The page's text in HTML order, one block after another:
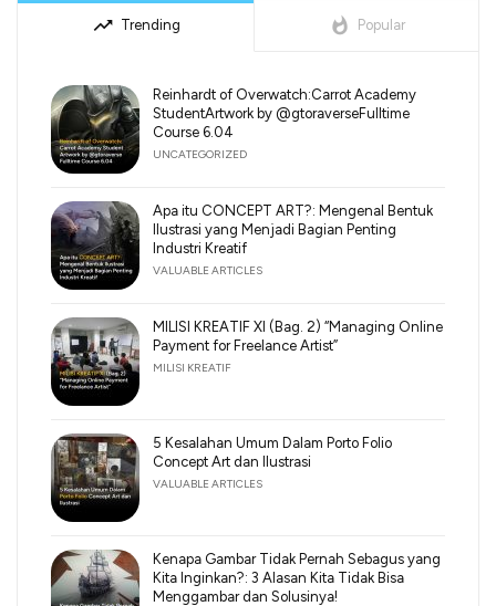
trending_up Trending whatshot Popular
Reinhardt of Overwatch:Carrot Academy
StudentArtwork by @gtoraverseFulltime
Course 6.04
UNCATEGORIZED
Apa itu CONCEPT ART?: Mengenal Bentuk
Ilustrasi yang Menjadi Bagian Penting
Industri Kreatif
VALUABLE ARTICLES
MILISI KREATIF XI (Bag. 2) “Managing Online
Payment for Freelance Artist”
MILISI KREATIF
5 Kesalahan Umum Dalam Porto Folio
Concept Art dan Ilustrasi
VALUABLE ARTICLES
Kenapa Gambar Tidak Pernah Sebagus yang
Kita Inginkan?: 3 Alasan Kita Tidak Bisa
Menggambar dan Solusinya!